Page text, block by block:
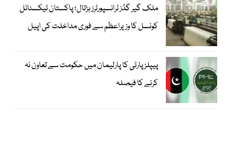
ملک گیر گڈز ٹرانسپورٹرز ہڑتال؛ پاکستان ٹیکسٹائل
کونسل کا وزیراعظم سے فوری مداخلت کی اپیل
پیپلزپارٹی کا پارلیمان میں حکومت سے تعاون نہ
کرنے کا فیصلہ